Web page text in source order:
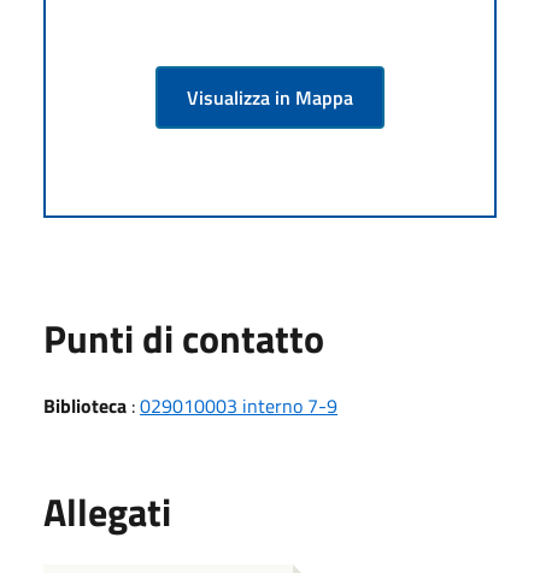
Visualizza in Mappa
Punti di contatto
Biblioteca :029010003 interno 7-9
Allegati